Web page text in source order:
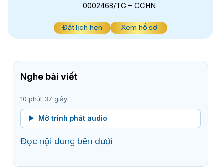
0002468/TG – CCHN
Đặt lịch hẹn Xem hồ sơ
Nghe bài viết
10 phút 37 giây
Mở trình phát audio
Đọc nội dung bên dưới